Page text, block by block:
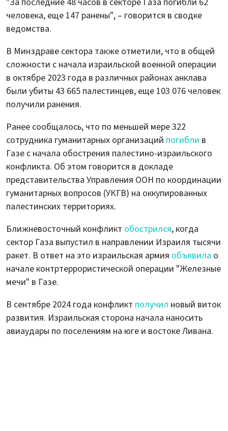
человека, еще 147 ранены", – говорится в сводке
ведомства.
В Минздраве сектора также отметили, что в общей
сложности с начала израильской военной операции
в октябре 2023 года в различных районах анклава
были убиты 43 665 палестинцев, еще 103 076 человек
получили ранения.
Ранее сообщалось, что по меньшей мере 322
сотрудника гуманитарных организаций погибли в
Газе с начала обострения палестино-израильского
конфликта. Об этом говорится в докладе
представительства Управления ООН по координации
гуманитарных вопросов (УКГВ) на оккупированных
палестинских территориях.
Ближневосточный конфликт обострился, когда
сектор Газа выпустил в направлении Израиля тысячи
ракет. В ответ на это израильская армия объявила о
начале контртеррористической операции "Железные
мечи" в Газе.
В сентябре 2024 года конфликт получил новый виток
развития. Израильская сторона начала наносить
авиаудары по поселениям на юге и востоке Ливана.